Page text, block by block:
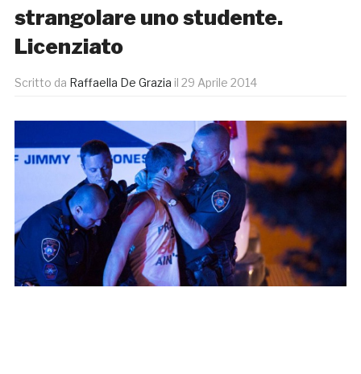
strangolare uno studente.
Licenziato
Scritto da Raffaella De Grazia il 29 Aprile 2014